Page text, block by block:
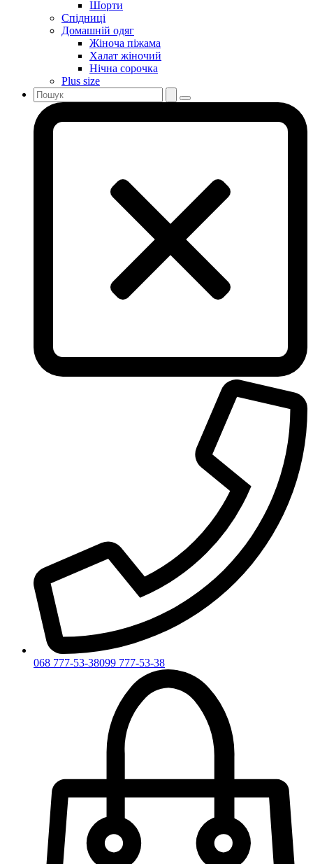
Шорти
Спідниці
Домашній одяг
Жіноча піжама
Халат жіночий
Нічна сорочка
Plus size
068 777-53-38099 777-53-38